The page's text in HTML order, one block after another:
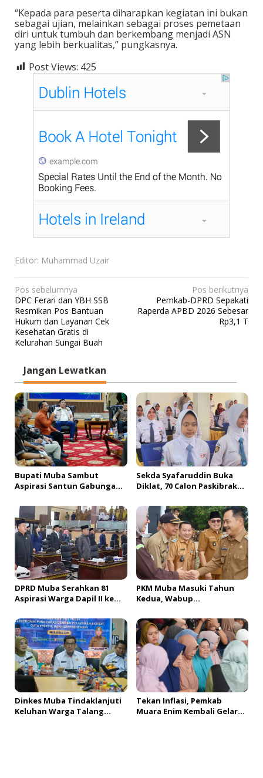
“Kepada para peserta diharapkan kegiatan ini bukan
sebagai ujian, melainkan sebagai proses pemetaan
diri untuk tumbuh dan berkembang menjadi ASN
yang lebih berkualitas,” pungkasnya.
Post Views: 425
Editor: Muhammad Uzair
N
a
v
i
a
s
i
p
o
s
Pos sebelumnya
DPC Ferari dan YBH SSB
Resmikan Pos Bantuan
Hukum dan Layanan Cek
Kesehatan Gratis di
Kelurahan Sungai Buah
Pos berikutnya
Pemkab-DPRD Sepakati
Raperda APBD 2026 Sebesar
Rp3,1 T
Jangan Lewatkan
Bupati Muba Sambut
Aspirasi Santun Gabungan
Muba Bersatu
Sekda Syafaruddin Buka
Diklat, 70 Calon Paskibraka
di Muba
DPRD Muba Serahkan 81
Aspirasi Warga Dapil II ke
Himpun Usulan Terbanyak
PKM Muba Masuki Tahun
Kedua, Wabup
Usaha bagi 2.300 Pelaku
UMKM
Dinkes Muba Tindaklanjuti
Keluhan Warga Talang
Tekan Inflasi, Pemkab
Muara Enim Kembali Gelar